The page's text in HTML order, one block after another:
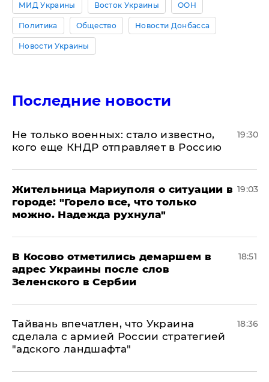
МИД Украины Восток Украины ООН
Политика Общество Новости Донбасса
Новости Украины
Последние новости
Не только военных: стало известно,
кого еще КНДР отправляет в Россию
19:30
Жительница Мариуполя о ситуации в
городе: "Горело все, что только
можно. Надежда рухнула"
19:03
В Косово отметились демаршем в
адрес Украины после слов
Зеленского в Сербии
18:51
Тайвань впечатлен, что Украина
сделала с армией России стратегией
"адского ландшафта"
18:36